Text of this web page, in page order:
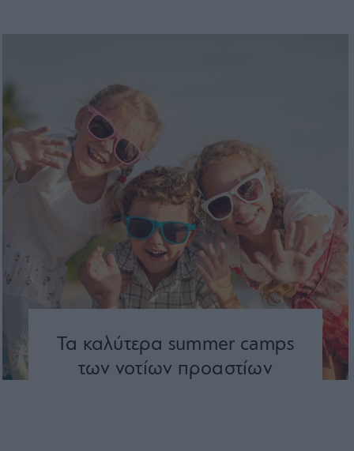
Τα καλύτερα summer camps
των νοτίων προαστίων